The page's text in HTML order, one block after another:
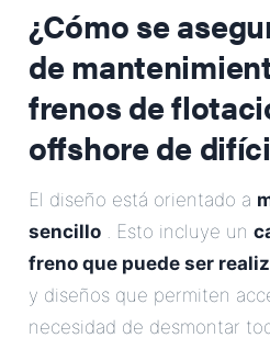
¿Cómo se
de
frenos de
offshore de
El diseño está orientado a
sencillo . Esto incluye un
freno que puede ser
y diseños que permiten
necesidad de desmontar